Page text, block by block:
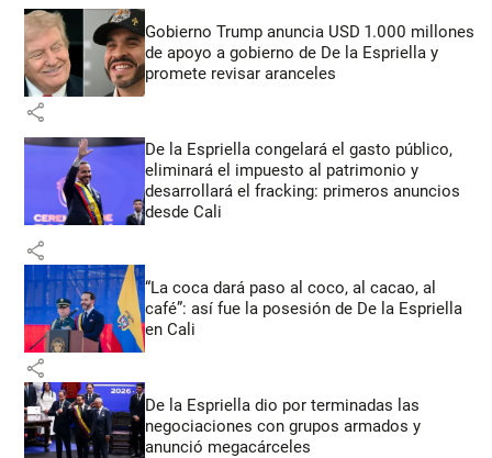
Gobierno Trump anuncia USD 1.000 millones
de apoyo a gobierno de De la Espriella y
promete revisar aranceles
share
De la Espriella congelará el gasto público,
eliminará el impuesto al patrimonio y
desarrollará el fracking: primeros anuncios
desde Cali
share
“La coca dará paso al coco, al cacao, al
café”: así fue la posesión de De la Espriella
en Cali
share
De la Espriella dio por terminadas las
negociaciones con grupos armados y
anunció megacárceles